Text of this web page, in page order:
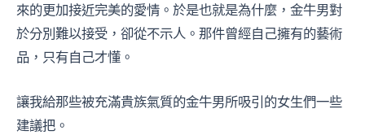
來的更加接近完美的愛情。於是也就是為什麼，金牛男對
於分別難以接受，卻從不示人。那件曾經自己擁有的藝術
品，只有自己才懂。
讓我給那些被充滿貴族氣質的金牛男所吸引的女生們一些
建議把。